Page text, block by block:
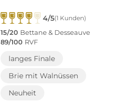
4/5(1 Kunden)
15/20 Bettane & Desseauve
89/100 RVF
langes Finale
Brie mit Walnüssen
Neuheit